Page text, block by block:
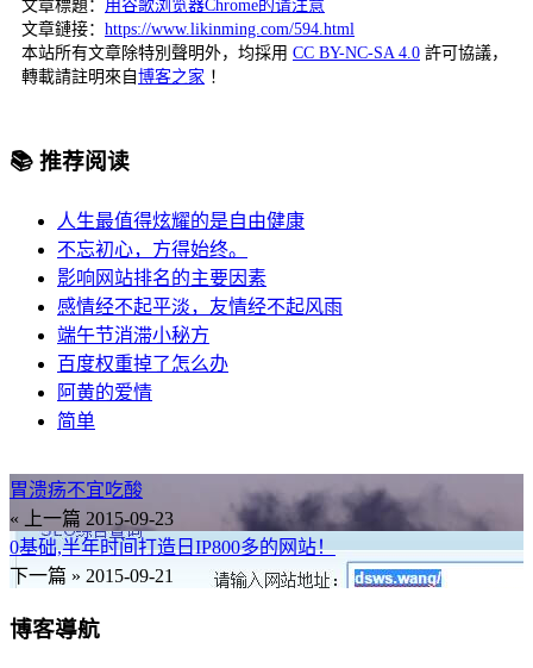
文章標題： 用谷歌浏览器Chrome的请注意
文章鏈接： https://www.likinming.com/594.html
本站所有文章除特別聲明外，均採用 CC BY-NC-SA 4.0 許可協議，
轉載請註明來自 博客之家 ！
📚 推荐阅读
人生最值得炫耀的是自由健康
不忘初心，方得始终。
影响网站排名的主要因素
感情经不起平淡，友情经不起风雨
端午节消滞小秘方
百度权重掉了怎么办
阿黄的爱情
简单
胃溃疡不宜吃酸
« 上一篇 2015-09-23
0基础,半年时间打造日IP800多的网站！
下一篇 » 2015-09-21
博客導航